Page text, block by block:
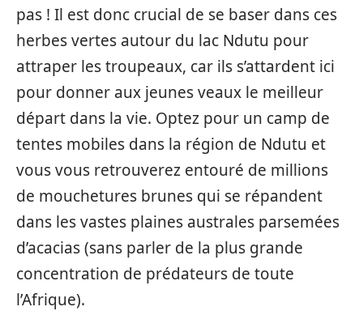
pas ! Il est donc crucial de se baser dans ces
herbes vertes autour du lac Ndutu pour
attraper les troupeaux, car ils s’attardent ici
pour donner aux jeunes veaux le meilleur
départ dans la vie. Optez pour un camp de
tentes mobiles dans la région de Ndutu et
vous vous retrouverez entouré de millions
de mouchetures brunes qui se répandent
dans les vastes plaines australes parsemées
d’acacias (sans parler de la plus grande
concentration de prédateurs de toute
l’Afrique).